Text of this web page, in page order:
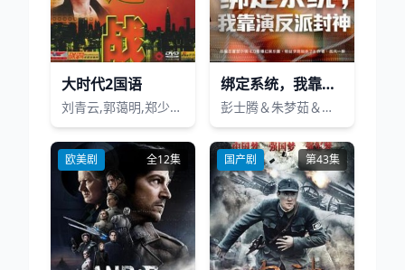
大时代2国语
刘青云,郭蔼明,郑少秋,黄智贤,徐静蕾,陈炜,黎思嘉
绑定系统，我靠演反派封神
彭士腾＆朱梦茹＆臧一曼＆黄发泵＆徐梦张
欧美剧 全12集 国产剧 第43集